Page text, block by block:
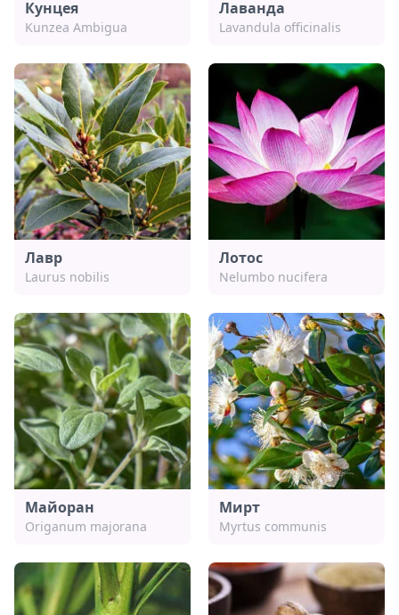
Кунцея
Kunzea Ambigua
Лаванда
Lavandula officinalis
Лавр
Laurus nobilis
Лотос
Nelumbo nucifera
Майоран
Origanum majorana
Мирт
Myrtus communis